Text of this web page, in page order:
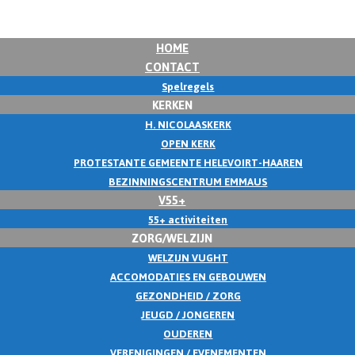
HOME
CONTACT
Spelregels
KERKEN
H. NICOLAASKERK
OPEN KERK
PROTESTANTE GEMEENTE HELEVOIRT-HAAREN
BEZINNINGSCENTRUM EMMAUS
V55+
55+ activiteiten
ZORG/WELZIJN
WELZIJN VUGHT
ACCOMODATIES EN GEBOUWEN
GEZONDHEID / ZORG
JEUGD / JONGEREN
OUDEREN